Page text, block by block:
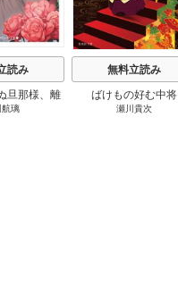
読み
旦那様、離
だきます
航璃
無料立読み
ばけもの好む中将
瀬川貴次